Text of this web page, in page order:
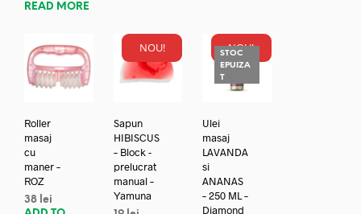
READ MORE
Roller
masaj
cu
maner –
ROZ
38 lei
NOU!
Sapun
HIBISCUS
– Block -
prelucrat
manual –
Yamuna
NOU!
STOC
EPUIZA
T
Ulei
masaj
LAVANDA
si
ANANAS
– 250 ML –
Diamond